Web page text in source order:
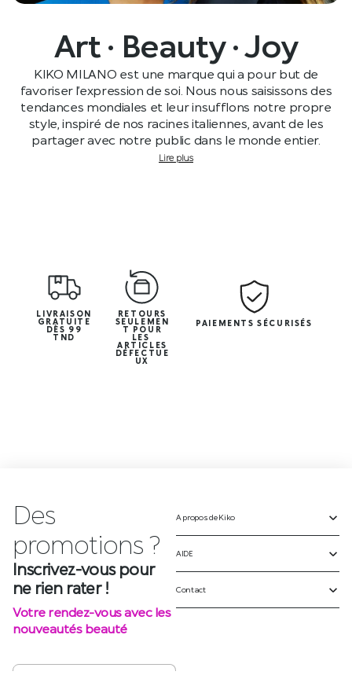
Art · Beauty · Joy
KIKO MILANO est une marque qui a pour but de
favoriser l’expression de soi. Nous nous saisissons des
tendances mondiales et leur insufflons notre propre
style, inspiré de nos racines italiennes, avant de les
partager avec notre public dans le monde entier.
Lire plus
LIVRAISON
GRATUITE
DÈS 99
TND
RETOURS
SEULEMEN
T POUR
LES
ARTICLES
DÉFECTUE
UX
PAIEMENTS SÉCURISÉS
Des
promotions ?
Inscrivez-vous pour
ne rien rater !
Votre rendez-vous avec les
nouveautés beauté
A propos de Kiko
AIDE
Contact